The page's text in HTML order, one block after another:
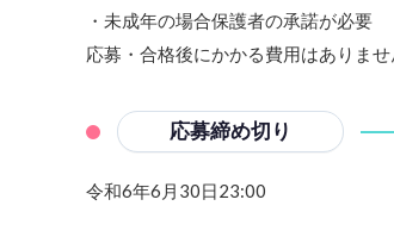
・未成年の場合保護者の承諾が必要
応募・合格後にかかる費用はありませ
応募締め切り
令和6年6月30日23:00